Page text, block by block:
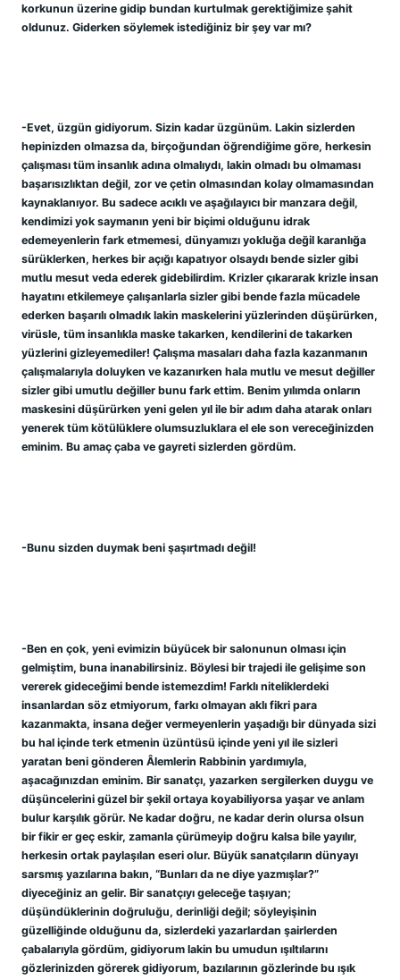
korkunun üzerine gidip bundan kurtulmak gerektiğimize şahit
oldunuz. Giderken söylemek istediğiniz bir şey var mı?
-Evet, üzgün gidiyorum. Sizin kadar üzgünüm. Lakin sizlerden
hepinizden olmazsa da, birçoğundan öğrendiğime göre, herkesin
çalışması tüm insanlık adına olmalıydı, lakin olmadı bu olmaması
başarısızlıktan değil, zor ve çetin olmasından kolay olmamasından
kaynaklanıyor. Bu sadece acıklı ve aşağılayıcı bir manzara değil,
kendimizi yok saymanın yeni bir biçimi olduğunu idrak
edemeyenlerin fark etmemesi, dünyamızı yokluğa değil karanlığa
sürüklerken, herkes bir açığı kapatıyor olsaydı bende sizler gibi
mutlu mesut veda ederek gidebilirdim. Krizler çıkararak krizle insan
hayatını etkilemeye çalışanlarla sizler gibi bende fazla mücadele
ederken başarılı olmadık lakin maskelerini yüzlerinden düşürürken,
virüsle, tüm insanlıkla maske takarken, kendilerini de takarken
yüzlerini gizleyemediler! Çalışma masaları daha fazla kazanmanın
çalışmalarıyla doluyken ve kazanırken hala mutlu ve mesut değiller
sizler gibi umutlu değiller bunu fark ettim. Benim yılımda onların
maskesini düşürürken yeni gelen yıl ile bir adım daha atarak onları
yenerek tüm kötülüklere olumsuzluklara el ele son vereceğinizden
eminim. Bu amaç çaba ve gayreti sizlerden gördüm.
-Bunu sizden duymak beni şaşırtmadı değil!
-Ben en çok, yeni evimizin büyücek bir salonunun olması için
gelmiştim, buna inanabilirsiniz. Böylesi bir trajedi ile gelişime son
vererek gideceğimi bende istemezdim! Farklı niteliklerdeki
insanlardan söz etmiyorum, farkı olmayan aklı fikri para
kazanmakta, insana değer vermeyenlerin yaşadığı bir dünyada sizi
bu hal içinde terk etmenin üzüntüsü içinde yeni yıl ile sizleri
yaratan beni gönderen Âlemlerin Rabbinin yardımıyla,
aşacağınızdan eminim. Bir sanatçı, yazarken sergilerken duygu ve
düşüncelerini güzel bir şekil ortaya koyabiliyorsa yaşar ve anlam
bulur karşılık görür. Ne kadar doğru, ne kadar derin olursa olsun
bir fikir er geç eskir, zamanla çürümeyip doğru kalsa bile yayılır,
herkesin ortak paylaşılan eseri olur. Büyük sanatçıların dünyayı
sarsmış yazılarına bakın, “Bunları da ne diye yazmışlar?”
diyeceğiniz an gelir. Bir sanatçıyı geleceğe taşıyan;
düşündüklerinin doğruluğu, derinliği değil; söyleyişinin
güzelliğinde olduğunu da, sizlerdeki yazarlardan şairlerden
çabalarıyla gördüm, gidiyorum lakin bu umudun ışıltılarını
gözlerinizden görerek gidiyorum, bazılarının gözlerinde bu ışık